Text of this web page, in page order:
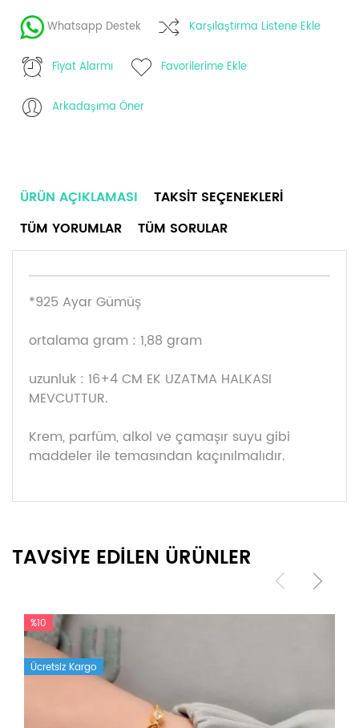
Whatsapp Destek Karşılaştırma Listene Ekle
Fiyat Alarmı Favorilerime Ekle
Arkadaşıma Öner
ÜRÜN AÇIKLAMASI
TAKSIT SEÇENEKLERI
TÜM YORUMLAR
TÜM SORULAR
*925 Ayar Gümüş
ortalama gram : 1,88 gram
uzunluk : 16+4 CM EK UZATMA HALKASI
MEVCUTTUR.
Krem, parfüm, alkol ve çamaşır suyu gibi
maddeler ile temasından kaçınılmalıdır.
TAVSİYE EDİLEN ÜRÜNLER
%10
Ücretsiz Kargo